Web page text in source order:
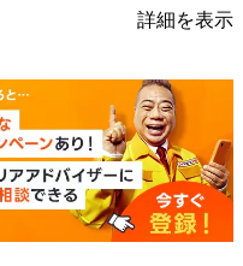
詳細を表示